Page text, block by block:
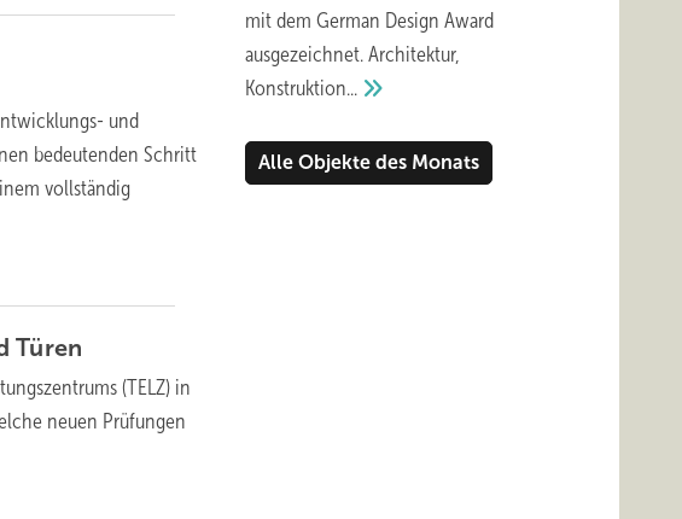
und
bedeutenden Schritt
vollständig
Türen
(TELZ) in
neuen Prüfungen
mit dem German Design Award
ausgezeichnet. Architektur,
Konstruktion...
Alle Objekte des Monats